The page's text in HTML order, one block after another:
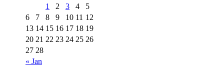
« Jan
1 2 3 4
5
6
7 8 9 10 11 12
13 14 15 16 17 18 19
20 21 22 23 24 25 26
27 28